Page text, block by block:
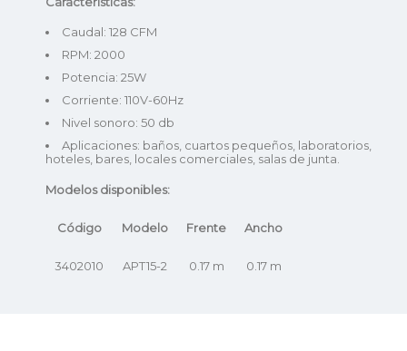
Caudal: 128 CFM
RPM: 2000
Potencia: 25W
Corriente: 110V-60Hz
Nivel sonoro: 50 db
Aplicaciones: baños, cuartos pequeños, laboratorios,
hoteles, bares, locales comerciales, salas de junta.
Modelos disponibles:
Código Modelo Frente Ancho
3402010 APT15-2 0.17 m 0.17 m